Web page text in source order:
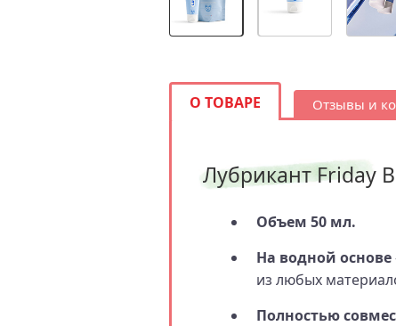
О ТОВАРЕ Отзывы и
Лубрикант Friday
Объем 50 мл.
На водной основе
из любых
Полностью